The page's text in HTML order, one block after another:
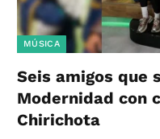
MÚSICA
Seis amigos que
Modernidad con
Chirichota